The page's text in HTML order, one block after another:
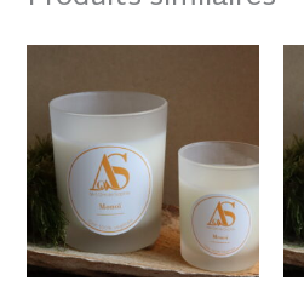
Plage
prix :
12.50 €
à
22.50 €